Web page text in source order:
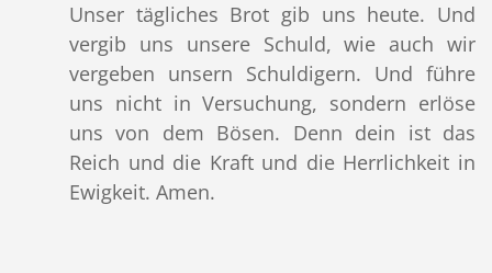
Unser tägliches Brot gib uns heute. Und
vergib uns unsere Schuld, wie auch wir
vergeben unsern Schuldigern. Und führe
uns nicht in Versuchung, sondern erlöse
uns von dem Bösen. Denn dein ist das
Reich und die Kraft und die Herrlichkeit in
Ewigkeit. Amen.